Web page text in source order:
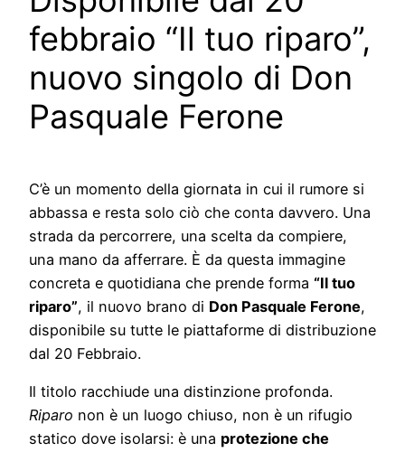
febbraio “Il tuo riparo”,
nuovo singolo di Don
Pasquale Ferone
C’è un momento della giornata in cui il rumore si
abbassa e resta solo ciò che conta davvero. Una
strada da percorrere, una scelta da compiere,
una mano da afferrare. È da questa immagine
concreta e quotidiana che prende forma “Il tuo
riparo”, il nuovo brano di Don Pasquale Ferone,
disponibile su tutte le piattaforme di distribuzione
dal 20 Febbraio.
Il titolo racchiude una distinzione profonda.
Riparo non è un luogo chiuso, non è un rifugio
statico dove isolarsi: è una protezione che